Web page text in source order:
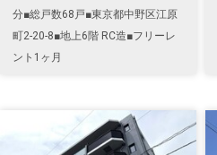
分■総戸数68戸■東京都中野区江原
町2-20-8■地上6階 RC造■フリーレ
ント1ヶ月